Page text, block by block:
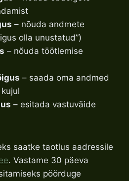
– nõuda andmete
olla unustatud”)
– nõuda töötlemise
– saada oma andmed
– esitada vastuväide
saatke taotlus aadressile
. Vastame 30 päeva
pöörduge